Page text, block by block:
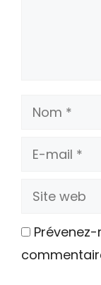
Nom
E-
Site